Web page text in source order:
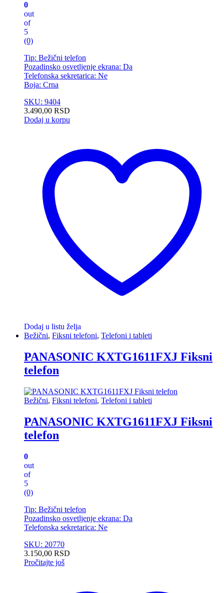
0
out
of
5
(0)
Tip: Bežični telefon
Pozadinsko osvetljenje ekrana: Da
Telefonska sekretarica: Ne
Boja: Crna
SKU: 9404
3.490,00 RSD
Dodaj u korpu
Dodaj u listu želja
Bežični, Fiksni telefoni, Telefoni i tableti
PANASONIC KXTG1611FXJ Fiksni
telefon
Bežični, Fiksni telefoni, Telefoni i tableti
PANASONIC KXTG1611FXJ Fiksni
telefon
0
out
of
5
(0)
Tip: Bežični telefon
Pozadinsko osvetljenje ekrana: Da
Telefonska sekretarica: Ne
SKU: 20770
3.150,00 RSD
Pročitajte još